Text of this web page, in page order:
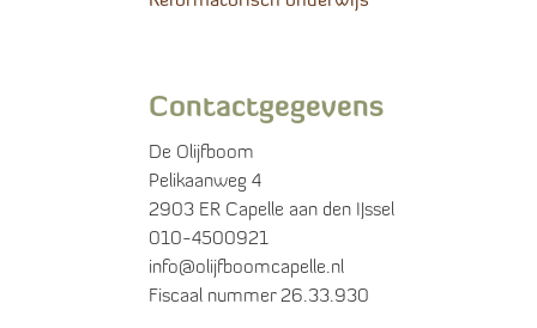
Contactgegevens
De Olijfboom
Pelikaanweg 4
2903 ER Capelle aan den IJssel
010-4500921
info@olijfboomcapelle.nl
Fiscaal nummer 26.33.930